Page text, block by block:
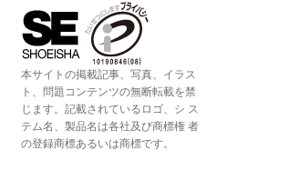
本サイトの掲載記事、写真、イラス
ト、問題コンテンツの無断転載を禁
じます。記載されているロゴ、シ ス
テム名、製品名は各社及び商標権 者
の登録商標あるいは商標です。